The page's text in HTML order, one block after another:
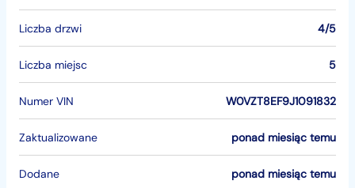
Liczba drzwi 4/5
Liczba miejsc 5
Numer VIN W0VZT8EF9J1091832
Zaktualizowane ponad miesiąc temu
Dodane ponad miesiąc temu